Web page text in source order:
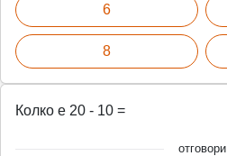
6
8
Колко е 20 - 10 =
отговори